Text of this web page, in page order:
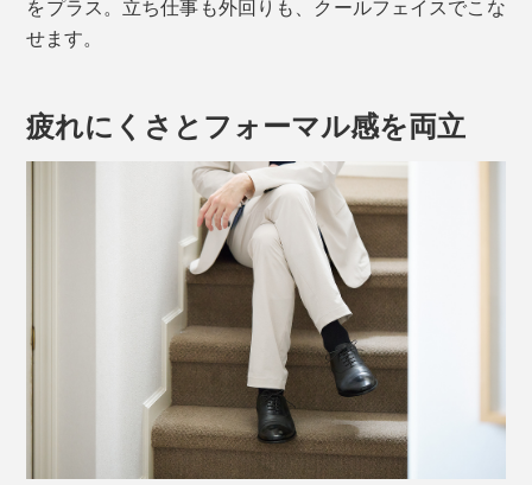
をプラス。立ち仕事も外回りも、クールフェイスでこな
せます。
疲れにくさとフォーマル感を両立